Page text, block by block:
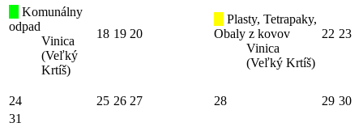
Komunálny
odpad
Vinica
(Veľký
Krtíš)
18 19 20
Plasty, Tetrapaky,
Obaly z kovov
Vinica
(Veľký Krtíš)
22 23
24 25 26 27 28 29 30
31